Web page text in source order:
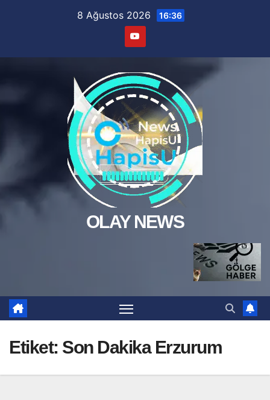
8 Ağustos 2026 16:36
OLAY NEWS
Etiket: Son Dakika Erzurum